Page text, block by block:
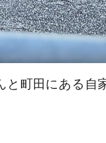
町田にある自